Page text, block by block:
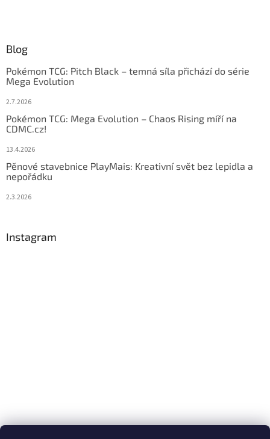
Blog
Pokémon TCG: Pitch Black – temná síla přichází do série
Mega Evolution
2.7.2026
Pokémon TCG: Mega Evolution – Chaos Rising míří na
CDMC.cz!
13.4.2026
Pěnové stavebnice PlayMais: Kreativní svět bez lepidla a
nepořádku
2.3.2026
Instagram